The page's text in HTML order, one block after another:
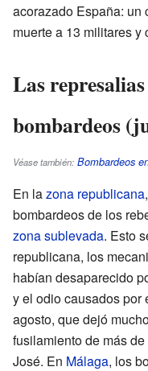
acorazado España: un
muerte a 13 militares y
Las
bombardeos
Véase también: Bombardeos
En lazona republicana
bombardeos de los
zona sublevada. Esto
republicana, los
habían desaparecido
y el odio causados por
agosto, que dejó
fusilamiento de más
José. En Málaga, los